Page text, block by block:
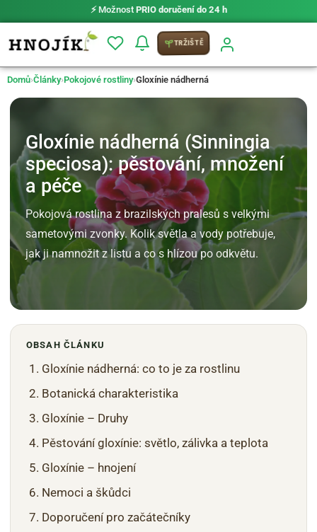
⚡ Možnost PRIO doručení do 24 h
TRŽIŠTĚ
Domů›Články›Pokojové rostliny›Gloxínie nádherná
Gloxínie nádherná (Sinningia
speciosa): pěstování, množení
a péče
Pokojová rostlina z brazilských pralesů s velkými
sametovými zvonky. Kolik světla a vody potřebuje,
jak ji namnožit z listu a co s hlízou po odkvětu.
OBSAH ČLÁNKU
Gloxínie nádherná: co to je za rostlinu
Botanická charakteristika
Gloxínie – Druhy
Pěstování gloxínie: světlo, zálivka a teplota
Gloxínie – hnojení
Nemoci a škůdci
Doporučení pro začátečníky